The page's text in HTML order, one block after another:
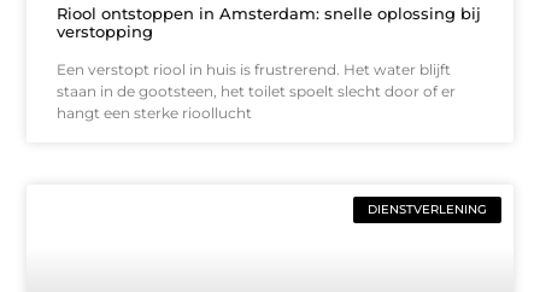
Riool ontstoppen in Amsterdam: snelle oplossing bij
verstopping
Een verstopt riool in huis is frustrerend. Het water blijft
staan in de gootsteen, het toilet spoelt slecht door of er
hangt een sterke rioollucht
DIENSTVERLENING